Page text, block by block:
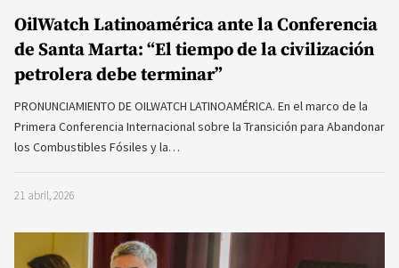
OilWatch Latinoamérica ante la Conferencia
de Santa Marta: “El tiempo de la civilización
petrolera debe terminar”
PRONUNCIAMIENTO DE OILWATCH LATINOAMÉRICA. En el marco de la
Primera Conferencia Internacional sobre la Transición para Abandonar
los Combustibles Fósiles y la…
21 abril, 2026